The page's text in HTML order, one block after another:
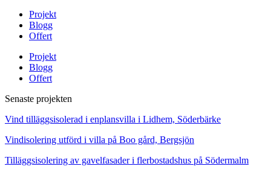
Projekt
Blogg
Offert
Projekt
Blogg
Offert
Senaste projekten
Vind tilläggsisolerad i enplansvilla i Lidhem, Söderbärke
Vindisolering utförd i villa på Boo gård, Bergsjön
Tilläggsisolering av gavelfasader i flerbostadshus på Södermalm